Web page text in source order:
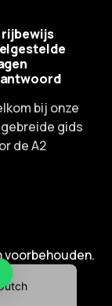
rijbewijs
bij onze
gids
de A2
voorbehouden.